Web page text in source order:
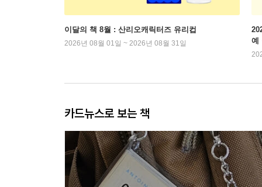
이달의 책 8월 : 산리오캐릭터즈 유리컵
2026년 08월 01일 ~ 2026년 08월 31일
예
카드뉴스로 보는 책